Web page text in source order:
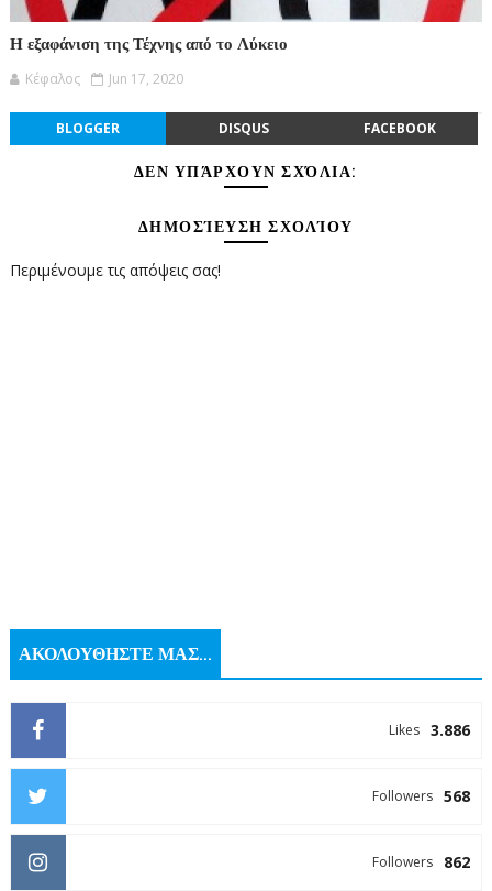
Η εξαφάνιση της Τέχνης από το Λύκειο
Κέφαλος Jun 17, 2020
BLOGGER DISQUS FACEBOOK
ΔΕΝ ΥΠΆΡΧΟΥΝ ΣΧΌΛΙΑ:
ΔΗΜΟΣΊΕΥΣΗ ΣΧΟΛΊΟΥ
Περιμένουμε τις απόψεις σας!
ΑΚΟΛΟΥΘΗΣΤΕ ΜΑΣ...
3.886
Likes
568
Followers
862
Followers